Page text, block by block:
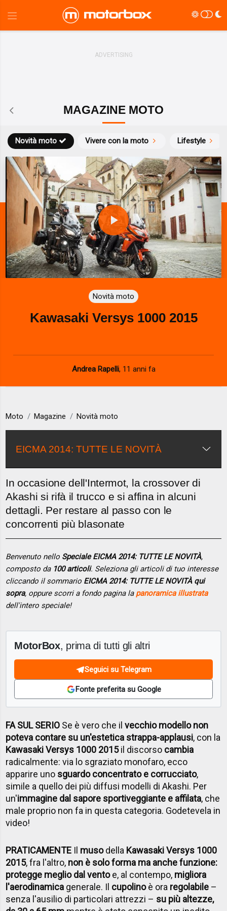
MAGAZINE MOTO
Novità moto Vivere con la moto Lifestyle
P
l
a
y
V
d
e
o
Novità moto
Kawasaki Versys 1000 2015
Andrea Rapelli, 11 anni fa
Moto Magazine Novità moto
EICMA 2014: TUTTE LE NOVITÀ
In occasione dell'Intermot, la crossover di
Akashi si rifà il trucco e si affina in alcuni
dettagli. Per restare al passo con le
concorrenti più blasonate
Benvenuto nello Speciale EICMA 2014: TUTTE LE NOVITÀ,
composto da 100 articoli. Seleziona gli articoli di tuo interesse
cliccando il sommario EICMA 2014: TUTTE LE NOVITÀ qui
sopra, oppure scorri a fondo pagina la panoramica illustrata
dell'intero speciale!
MotorBox, prima di tutti gli altri
Seguici su Telegram
Fonte preferita su Google
FA SUL SERIO Se è vero che ilvecchio modello non
poteva contare su un'estetica strappa-applausi, con la
Kawasaki Versys 1000 2015il discorso cambia
radicalmente: via lo sgraziato monofaro, ecco
apparire uno sguardo concentrato e corrucciato,
simile a quello dei più diffusi modelli di Akashi. Per
un'immagine dal sapore sportiveggiante e affilata, che
male proprio non fa in questa categoria. Godetevela in
video!
PRATICAMENTE Il musodella Kawasaki Versys 1000
2015, fra l'altro, non è solo forma ma anche funzione:
protegge meglio dal ventoe, al contempo, migliora
l'aerodinamica generale. Il cupolinoè ora regolabile –
senza l'ausilio di particolari attrezzi – su più altezze,